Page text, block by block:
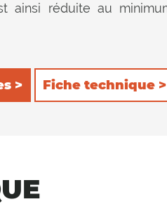
ainsi réduite au
hacher davantage. Le
qualité de coupe
> Fiche technique >